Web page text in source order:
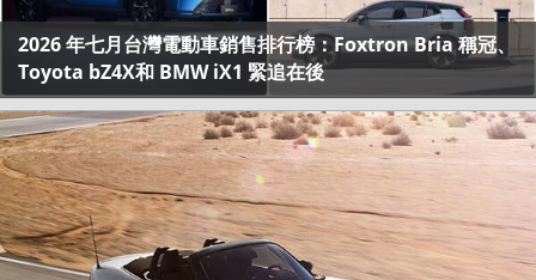
2026 年七月台灣電動車銷售排行榜：Foxtron Bria 稱冠、
Toyota bZ4X和 BMW iX1 緊追在後